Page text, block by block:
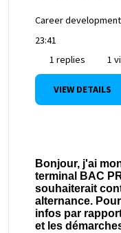
Career
23:41
1 replies
1
VIEW DETAILS
Bonjour, j'ai
terminal BAC
souhaiterait
alternance.
infos par
et les